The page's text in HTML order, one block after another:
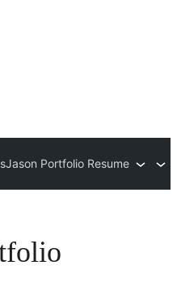
Jason Portfolio Resume